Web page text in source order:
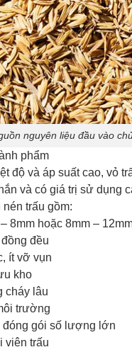
nguyên liệu đầu vào
phẩm
độ và áp suất cao, vỏ
và có giá trị sử dụng
trấu gồm:
8mm hoặc 8mm –
đều
ít vỡ vụn
kho
cháy lâu
trường
đóng gói số lượng lớn
viên trấu